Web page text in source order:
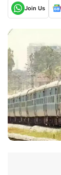
Join Us